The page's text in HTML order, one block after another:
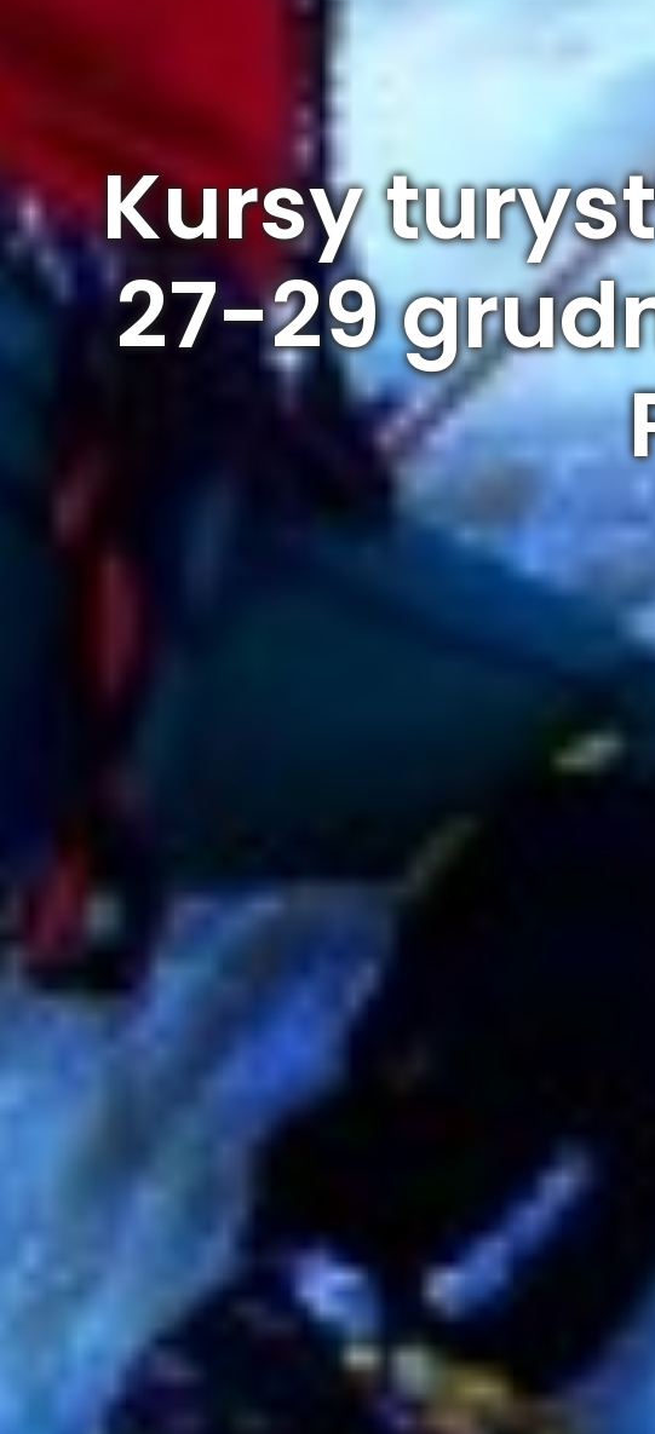
Kursy
27-29